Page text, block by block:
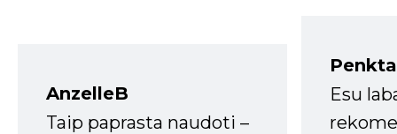
AnzelleB
Taip paprasta naudoti –
Esu